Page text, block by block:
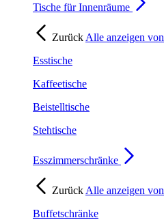
Tische für Innenräume
Zurück Alle anzeigen von
Esstische
Kaffeetische
Beistelltische
Stehtische
Esszimmerschränke
Zurück Alle anzeigen von
Buffetschränke